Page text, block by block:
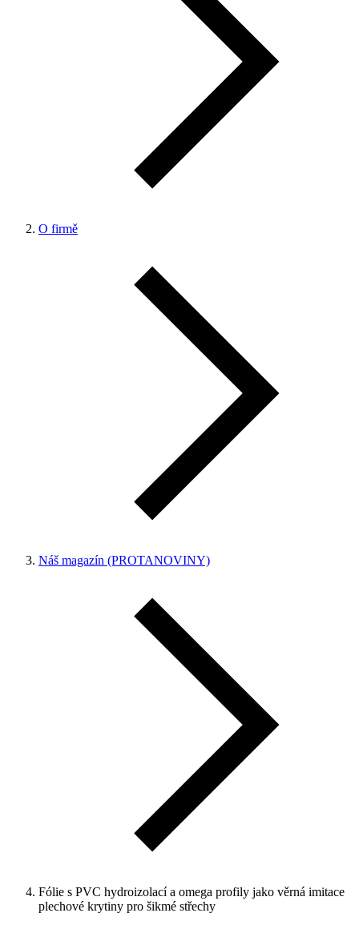
O firmě
Náš magazín (PROTANOVINY)
Fólie s PVC hydroizolací a omega profily jako věrná imitace
plechové krytiny pro šikmé střechy